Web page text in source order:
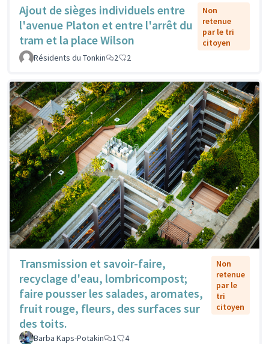
Ajout de sièges individuels entre
l'avenue Platon et entre l'arrêt du
tram et la place Wilson
Non
retenue
par le tri
citoyen
Résidents du Tonkin
2 2
Transmission et savoir-faire,
recyclage d'eau, lombricompost;
faire pousser les salades, aromates,
fruit rouge, fleurs, des surfaces sur
des toits.
Non
retenue
par le
tri
citoyen
Barba Kaps-Potakin 1 4